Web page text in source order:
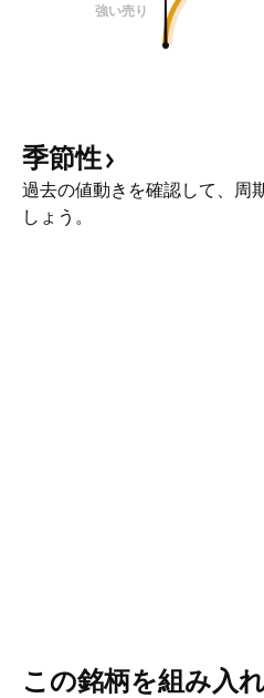
強い売り
季節性
過去の値動きを確認して、周
しょう。
この銘柄を組み入